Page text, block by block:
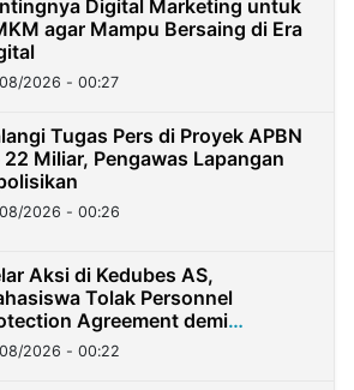
Digital Marketing untuk
agar Mampu Bersaing di Era
2026 - 00:27
Tugas Pers di Proyek APBN
22 Miliar, Pengawas Lapangan
2026 - 00:26
Aksi di Kedubes AS,
Tolak Personnel
Agreement demi
Negara
2026 - 00:22